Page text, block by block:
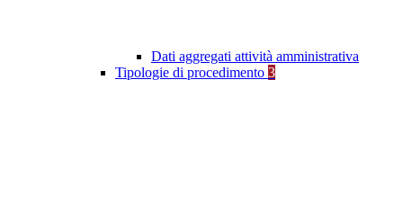
Dati aggregati attività amministrativa
Tipologie di procedimento 3